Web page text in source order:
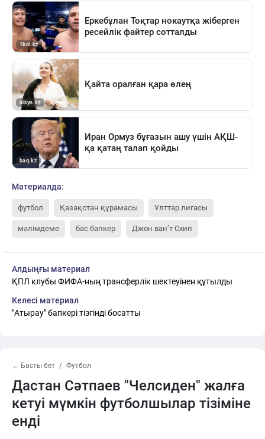
Материалда:
футбол Қазақстан құрамасы Ұлттар лигасы
мәлімдеме бас бапкер Джон ван’т Схип
Алдыңғы материал
ҚПЛ клубы ФИФА-ның трансферлік шектеуінен құтылды
Келесі материал
"Атырау" бапкері тізгінді босатты
← Басты бет Футбол
Дастан Сәтпаев "Челсиден" жалға
кетуі мүмкін футболшылар тізіміне
енді